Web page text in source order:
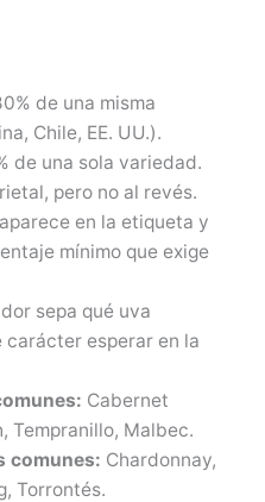
de una misma
Chile, EE. UU.).
de una sola variedad.
pero no al revés.
en la etiqueta y
mínimo que exige
sepa qué uva
carácter esperar en la
Cabernet
Tempranillo, Malbec.
comunes: Chardonnay,
Torrontés.